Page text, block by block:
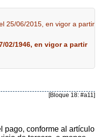
25/06/2015, en vigor a partir
02/1946, en vigor a partir
[Bloque 18: #a11]
pago, conforme al artículo